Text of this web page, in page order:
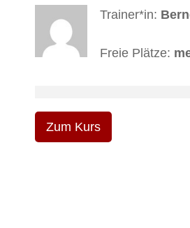
Trainer*in:
Freie Plätze:
Zum Kurs